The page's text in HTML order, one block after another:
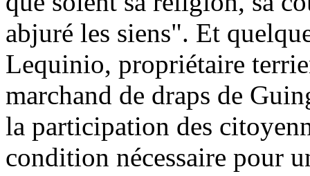
abjuré les siens". Et
Lequinio, propriétaire
marchand de draps de
la participation des
condition nécessaire pour